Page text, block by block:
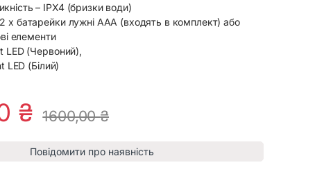
– IPX4 (бризки води)
x батарейки лужні ААА (входять в комплект) або
елементи
LED (Червоний),
LED (Білий)
₴ 1600,00₴
Повідомити про наявність